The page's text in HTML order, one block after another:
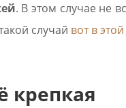
. В этом случае не
случай вот в
крепкая